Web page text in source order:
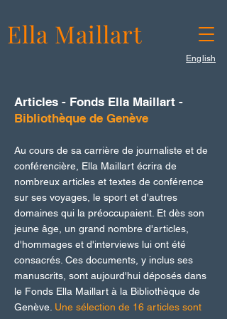
Ella Maillart
English
Articles - Fonds Ella Maillart -
Bibliothèque de Genève
Au cours de sa carrière de journaliste et de
conférencière, Ella Maillart écrira de
nombreux articles et textes de conférence
sur ses voyages, le sport et d'autres
domaines qui la préoccupaient. Et dès son
jeune âge, un grand nombre d'articles,
d'hommages et d'interviews lui ont été
consacrés. Ces documents, y inclus ses
manuscrits, sont aujourd'hui déposés dans
le Fonds Ella Maillart à la Bibliothèque de
Genève. Une sélection de 16 articles sont